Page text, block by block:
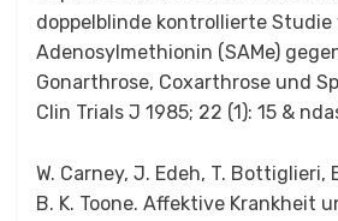
doppelblinde kontrollierte Studie
Adenosylmethionin (SAMe)
Gonarthrose, Coxarthrose und
Clin Trials J 1985; 22 (1): 15 &
W. Carney, J. Edeh, T. Bottiglieri,
B. K. Toone. Affektive Krankheit